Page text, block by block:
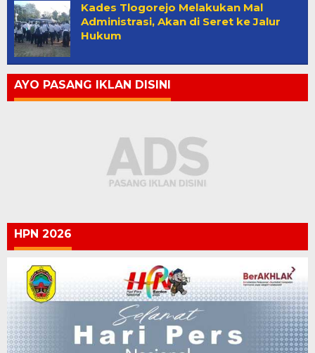
Kades Tlogorejo Melakukan Mal
Administrasi, Akan di Seret ke Jalur
Hukum
AYO PASANG IKLAN DISINI
HPN 2026